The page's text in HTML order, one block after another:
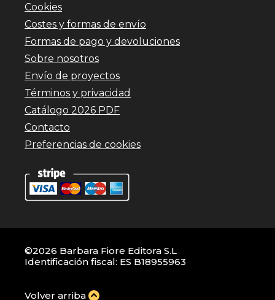
Cookies
Costes y formas de envío
Formas de pago y devoluciones
Sobre nosotros
Envío de proyectos
Términos y privacidad
Catálogo 2026 PDF
Contacto
Preferencias de cookies
©2026 Barbara Fiore Editora S.L
Identificación fiscal: ES B18955963
Volver arriba